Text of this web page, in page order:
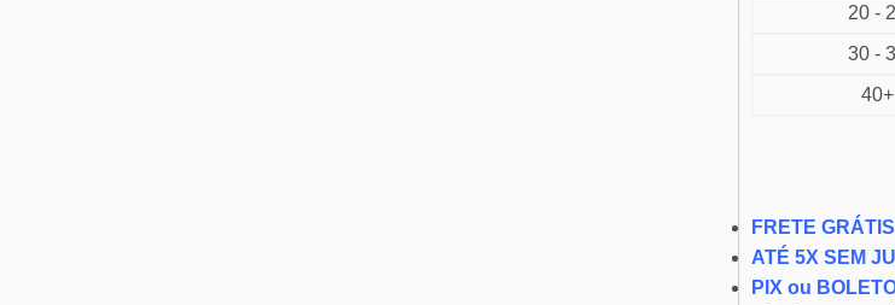
20 -
30 -
40+
FRETE GRÁTIS
ATÉ 5X SEM
PIX ou